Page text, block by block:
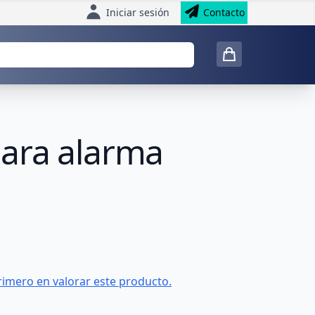
Iniciar sesión Contacto
alarma
en valorar este producto.